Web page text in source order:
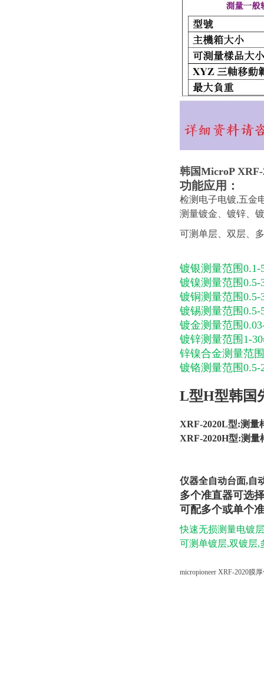
韩国MicroP
功能应用：
检测电子电镀,五金
测量镀金、镀锌、
可测单层、双层、
镀银测量范围0.1-
镀镍测量范围0.5-
镀铜测量范围0.5-
镀锡测量范围0.5-
镀金测量范围
镀锌测量范围1-
锌镍合金测量范
镀铬测量范围0.5-
L型H型韩国
XRF-2020L型:测量
XRF-2020H型:测量
仪器全自动台面,自
多个准直器可选
可配多个或单个
快速无损测量电镀
可测单镀层,双镀层,
micropioneer XRF-2020膜